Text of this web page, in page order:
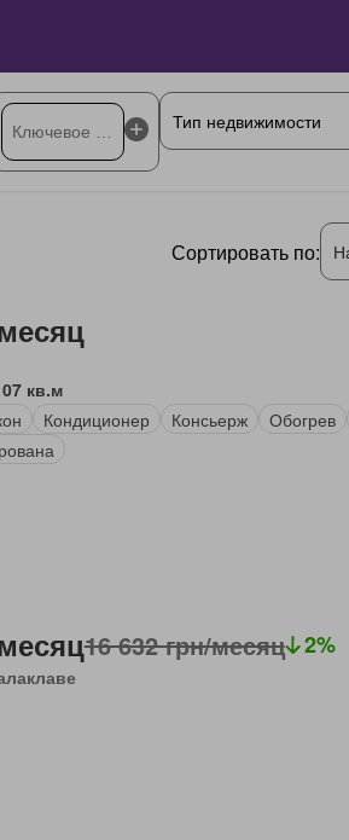
Сортировать по:
кв.м
Кондиционер Консьерж Обогрев
16 632 грн/месяц 2%